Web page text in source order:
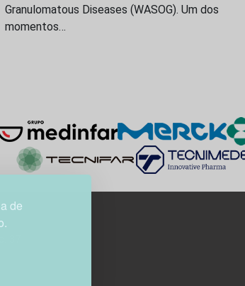
de
Granulomatous Diseases (WASOG). Um dos
momentos…